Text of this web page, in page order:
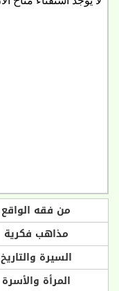
من فقه الواقع
مذاهب فكرية
السيرة والتاريخ
المرأة والأسرة